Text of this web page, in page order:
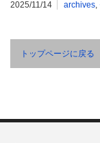
2025/11/14 archives,
トップページに戻る